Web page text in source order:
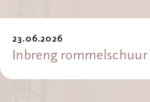
23.06.2026
Inbreng rommelschuur